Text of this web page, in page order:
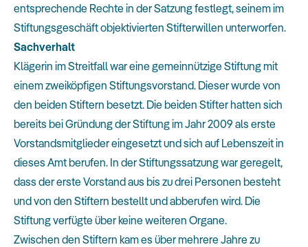
entsprechende Rechte in der Satzung festlegt, seinem im
Stiftungsgeschäft objektivierten Stifterwillen unterworfen.
Sachverhalt
Klägerin im Streitfall war eine gemeinnützige Stiftung mit
einem zweiköpfigen Stiftungsvorstand. Dieser wurde von
den beiden Stiftern besetzt. Die beiden Stifter hatten sich
bereits bei Gründung der Stiftung im Jahr 2009 als erste
Vorstandsmitglieder eingesetzt und sich auf Lebenszeit in
dieses Amt berufen. In der Stiftungssatzung war geregelt,
dass der erste Vorstand aus bis zu drei Personen besteht
und von den Stiftern bestellt und abberufen wird. Die
Stiftung verfügte über keine weiteren Organe.
Zwischen den Stiftern kam es über mehrere Jahre zu